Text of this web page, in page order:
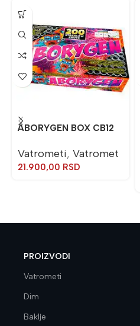
ABORYGEN BOX CB12
Vatrometi, Vatromet
21.900,00 RSD
PROIZVODI
Vatrometi
Dim
Baklje